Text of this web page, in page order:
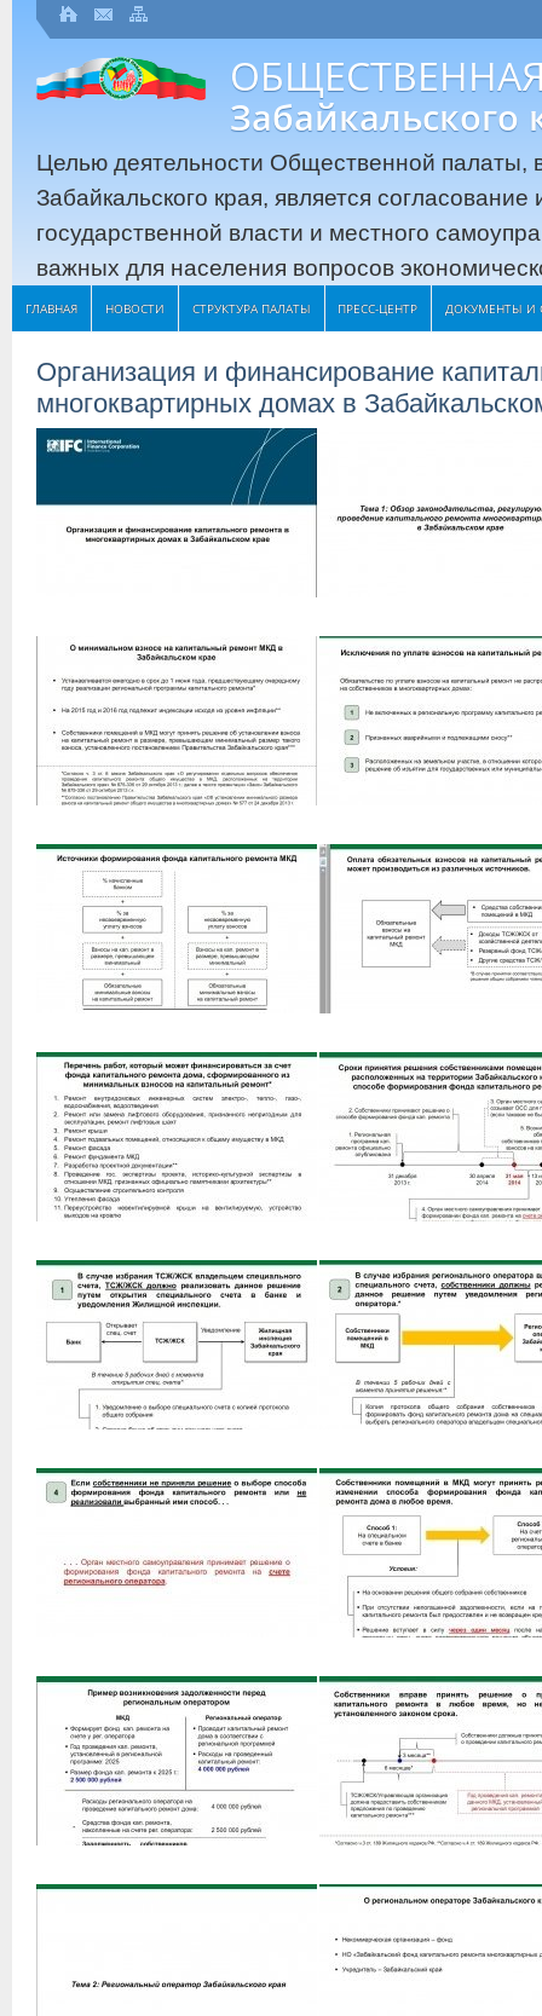
Забайкальского
Целью деятельности Общественной палаты,
Забайкальского края, является
государственной власти и местного
важных для населения вопросов
ГЛАВНАЯ НОВОСТИ СТРУКТУРА ПАЛАТЫ ПРЕСС-ЦЕНТР ДОКУМЕНТЫ И
Организация и финансирование
многоквартирных домах в